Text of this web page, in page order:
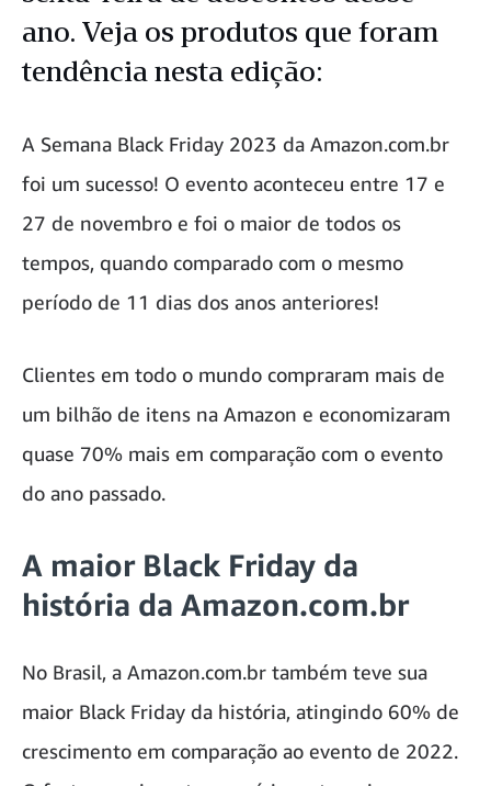
ano. Veja os produtos que foram
tendência nesta edição:
A Semana Black Friday 2023 da Amazon.com.br
foi um sucesso! O evento aconteceu entre 17 e
27 de novembro e foi o maior de todos os
tempos, quando comparado com o mesmo
período de 11 dias dos anos anteriores!
Clientes em todo o mundo compraram mais de
um bilhão de itens na Amazon e economizaram
quase 70% mais em comparação com o evento
do ano passado.
A maior Black Friday da
história da Amazon.com.br
No Brasil, a Amazon.com.br também teve sua
maior Black Friday da história, atingindo 60% de
crescimento em comparação ao evento de 2022.